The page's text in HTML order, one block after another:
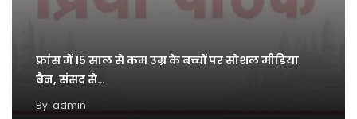
फ्रांस में 15 साल से कम उम्र के बच्चों पर सोशल मीडिया
बैन, संसद से…
By admin